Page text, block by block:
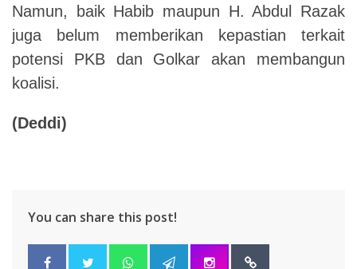
Namun, baik Habib maupun H. Abdul Razak
juga belum memberikan kepastian terkait
potensi PKB dan Golkar akan membangun
koalisi.
(Deddi)
You can share this post!